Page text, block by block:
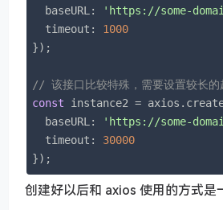
baseURL: 'https://some-
timeout : 1000
});
// 该接口比较特殊，需要设置较长的
const instance2 =
baseURL: 'https://some-
timeout : 30000
});
创建好以后和 axios 使用的方式是